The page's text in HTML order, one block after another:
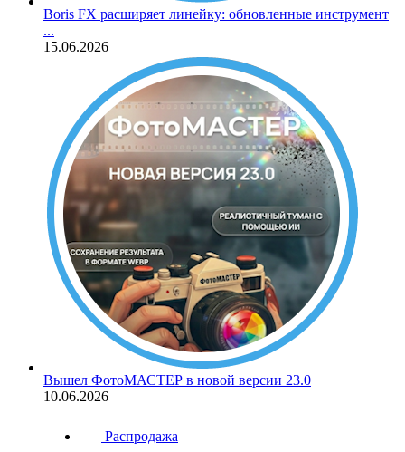
Boris FX расширяет линейку: обновленные инструмент
...
15.06.2026
Вышел ФотоМАСТЕР в новой версии 23.0
10.06.2026
Распродажа